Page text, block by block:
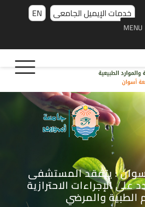
EN خدمات الإيميل الجامعى
MENU
: يتفقد المستشفى
الإجراءات الاحترازية
الطبية والمرضي